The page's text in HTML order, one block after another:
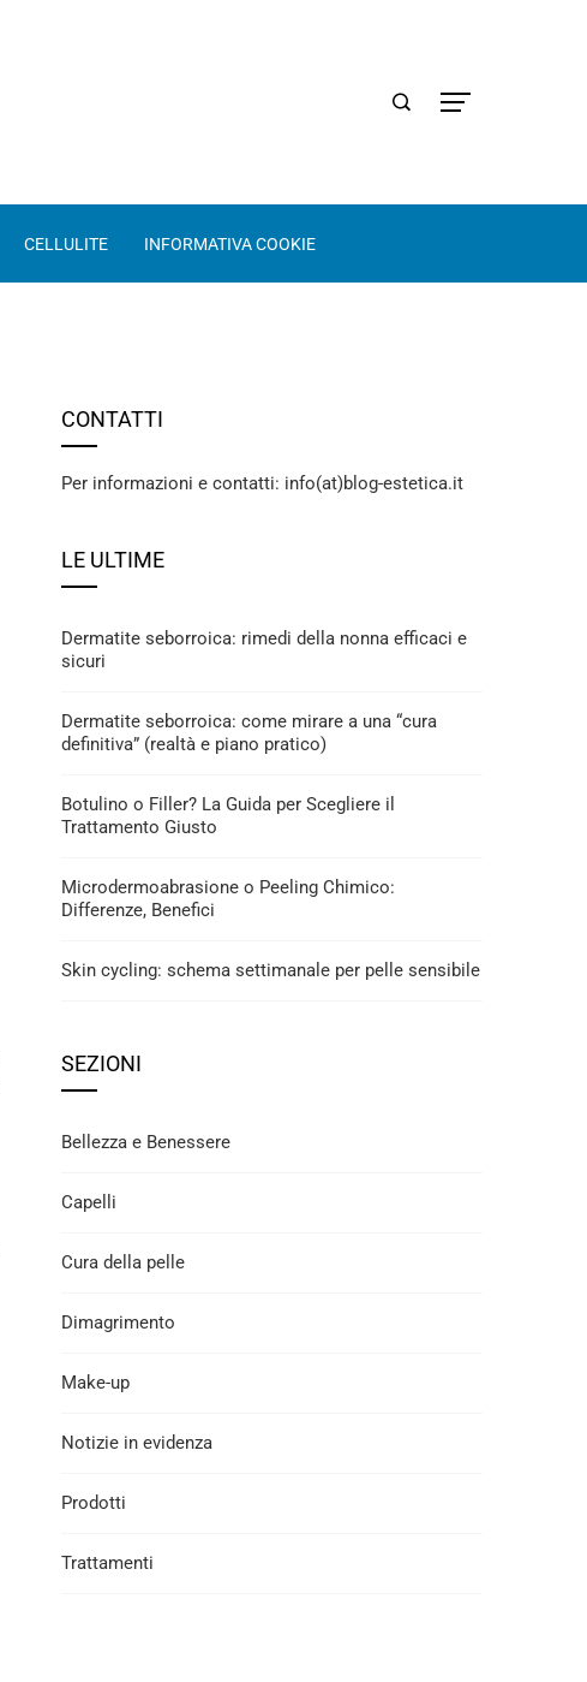
CELLULITE INFORMATIVA COOKIE
CONTATTI
Per informazioni e contatti: info(at)blog-estetica.it
LE ULTIME
Dermatite seborroica: rimedi della nonna efficaci e
sicuri
Dermatite seborroica: come mirare a una “cura
definitiva” (realtà e piano pratico)
Botulino o Filler? La Guida per Scegliere il
Trattamento Giusto
Microdermoabrasione o Peeling Chimico:
Differenze, Benefici
Skin cycling: schema settimanale per pelle sensibile
SEZIONI
Bellezza e Benessere
Capelli
Cura della pelle
Dimagrimento
Make-up
Notizie in evidenza
Prodotti
Trattamenti